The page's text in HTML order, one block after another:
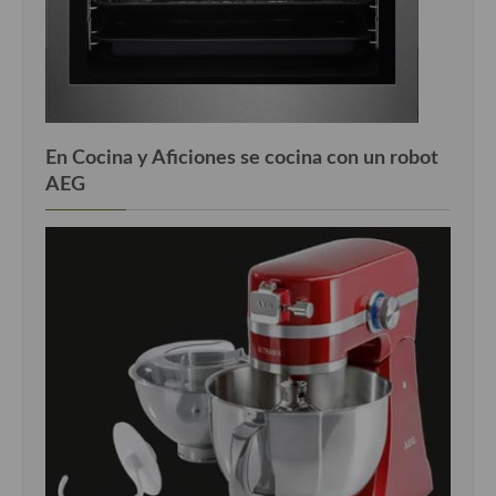
Cocina Azerí (Azerbaiyán)
Cocina Oriental
Cocina Tailandesa
Cocina Coreana
Cocina China
En Cocina y Aficiones se cocina con un robot
AEG